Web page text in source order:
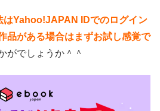
Yahoo!JAPAN IDでのログイン
品がある場合はまずお試し感覚で
がでしょうか＾＾